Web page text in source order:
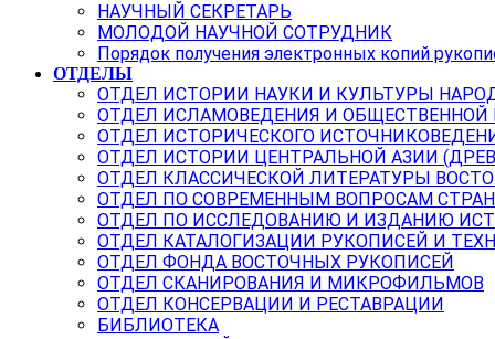
НАУЧНЫЙ СЕКРЕТАРЬ
МОЛОДОЙ НАУЧНОЙ СОТРУДНИК
Порядок получения электронных копий
ОТДЕЛЫ
ОТДЕЛ ИСТОРИИ НАУКИ И КУЛЬТУРЫ
ОТДЕЛ ИСЛАМОВЕДЕНИЯ И
ОТДЕЛ ИСТОРИЧЕСКОГО
ОТДЕЛ ИСТОРИИ ЦЕНТРАЛЬНОЙ АЗИИ
ОТДЕЛ КЛАССИЧЕСКОЙ ЛИТЕРАТУРЫ
ОТДЕЛ ПО СОВРЕМЕННЫМ ВОПРОСАМ
ОТДЕЛ ПО ИССЛЕДОВАНИЮ И ИЗДАНИЮ
ОТДЕЛ КАТАЛОГИЗАЦИИ РУКОПИСЕЙ И
ОТДЕЛ ФОНДА ВОСТОЧНЫХ РУКОПИСЕЙ
ОТДЕЛ СКАНИРОВАНИЯ И МИКРОФИЛЬМОВ
ОТДЕЛ КОНСЕРВАЦИИ И РЕСТАВРАЦИИ
БИБЛИОТЕКА